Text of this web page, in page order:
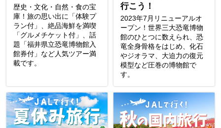
歴史・文化・自然・食の宝
庫！旅の思い出に「体験プ
ラン付」、絶品海鮮を満喫
「グルメチケット付」、話
題「福井県立恐竜博物館入
館券付」など人気ツアー満
載です。
行こう！
2023年7月リニューアルオ
ープン！世界三大恐竜博物
館のひとつに数えられ、恐
竜全身骨格をはじめ、化石
やジオラマ、大迫力の復元
模型など圧巻の博物館で
す。